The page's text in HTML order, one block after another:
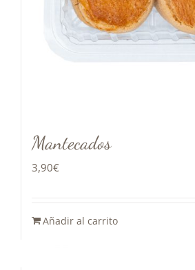
Mantecados
3,90€
Añadir al carrito